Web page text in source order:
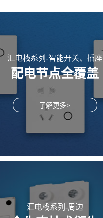
汇电栈系列-智能开关、插座
配电节点全覆盖
了解更多>
汇电栈系列-周边